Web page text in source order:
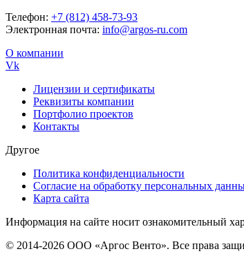
Телефон: +7 (812) 458-73-93
Электронная почта: info@argos-ru.com
О компании
Vk
Лицензии и сертификаты
Реквизиты компании
Портфолио проектов
Контакты
Другое
Политика конфиденциальности
Согласие на обработку персональных
Карта сайта
Информация на сайте носит ознакомительный
© 2014-2026 ООО «Аргос Венто». Все права